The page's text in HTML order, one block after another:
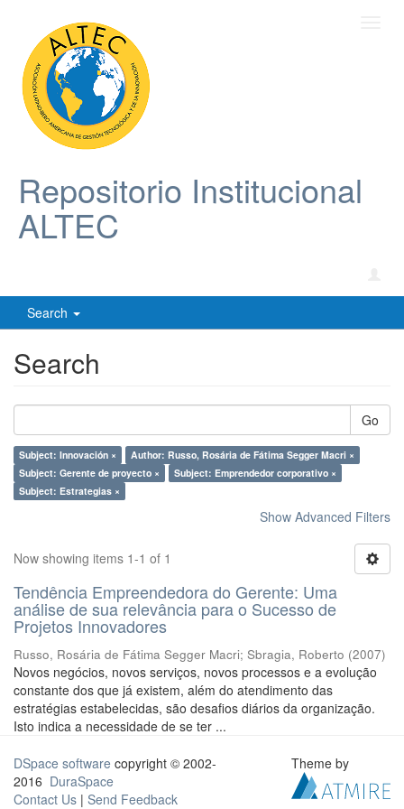
Repositorio Institucional
ALTEC
Search
Search
Go
Subject: Innovación ×
Author: Russo, Rosária de Fátima Segger Macri ×
Subject: Gerente de proyecto ×
Subject: Emprendedor corporativo ×
Subject: Estrategias ×
Show Advanced Filters
Now showing items 1-1 of 1
Tendência Empreendedora do Gerente: Uma
análise de sua relevância para o Sucesso de
Projetos Innovadores
Russo, Rosária de Fátima Segger Macri; Sbragia, Roberto (2007)
Novos negócios, novos serviços, novos processos e a evolução
constante dos que já existem, além do atendimento das
estratégias estabelecidas, são desafios diários da organização.
Isto indica a necessidade de se ter ...
DSpace software copyright © 2002-
2016 DuraSpace
Contact Us | Send Feedback
Theme by